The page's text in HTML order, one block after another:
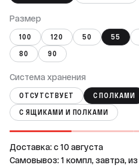
Размер
100 120 50 55
80
90
Система хранения
ОТСУТСТВУЕТ С ПОЛКАМИ
С ЯЩИКАМИ И ПОЛКАМИ
Доставка: c 10 августа
Самовывоз: 1 компл, завтра, из